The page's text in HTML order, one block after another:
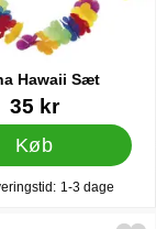
Hawaii Sæt
35 kr
Køb
På lager
1-3 dage